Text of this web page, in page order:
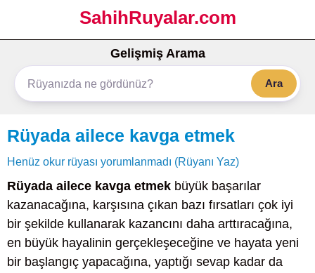
SahihRuyalar.com
Gelişmiş Arama
Ara
Rüyada ailece kavga etmek
Henüz okur rüyası yorumlanmadı (Rüyanı Yaz)
Rüyada ailece kavga etmek büyük başarılar
kazanacağına, karşısına çıkan bazı fırsatları çok iyi
bir şekilde kullanarak kazancını daha arttıracağına,
en büyük hayalinin gerçekleşeceğine ve hayata yeni
bir başlangıç yapacağına, yaptığı sevap kadar da